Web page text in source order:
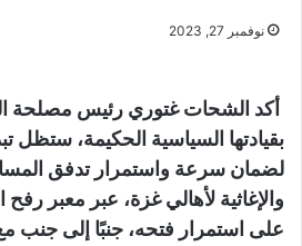
نوفمبر 27, 2023
أكد الشحات غتوري رئيس مصلحة
بقيادتها السياسية الحكيمة،
لضمان سرعة واستمرار تدفق
والإغاثية لأهالي غزة، عبر معبر
على استمرار فتحه، جنبًا إلى